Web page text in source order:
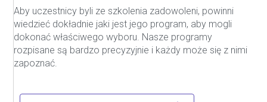
Aby uczestnicy byli ze szkolenia zadowoleni, powinni
wiedzieć dokładnie jaki jest jego program, aby mogli
dokonać właściwego wyboru. Nasze programy
rozpisane są bardzo precyzyjnie i każdy może się z nimi
zapoznać.